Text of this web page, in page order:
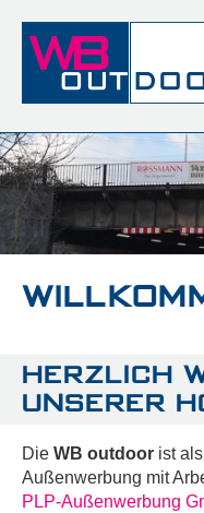
HERZLICH
UNSERER
Die WB outdoor ist
Außenwerbung mit
PLP-Außenwerbung